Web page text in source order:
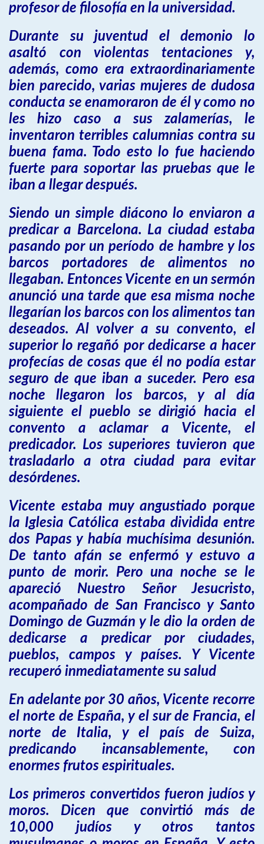
profesor de filosofía en la universidad.
Durante su juventud el demonio lo
asaltó con violentas tentaciones y,
además, como era extraordinariamente
bien parecido, varias mujeres de dudosa
conducta se enamoraron de él y como no
les hizo caso a sus zalamerías, le
inventaron terribles calumnias contra su
buena fama. Todo esto lo fue haciendo
fuerte para soportar las pruebas que le
iban a llegar después.
Siendo un simple diácono lo enviaron a
predicar a Barcelona. La ciudad estaba
pasando por un período de hambre y los
barcos portadores de alimentos no
llegaban. Entonces Vicente en un sermón
anunció una tarde que esa misma noche
llegarían los barcos con los alimentos tan
deseados. Al volver a su convento, el
superior lo regañó por dedicarse a hacer
profecías de cosas que él no podía estar
seguro de que iban a suceder. Pero esa
noche llegaron los barcos, y al día
siguiente el pueblo se dirigió hacia el
convento a aclamar a Vicente, el
predicador. Los superiores tuvieron que
trasladarlo a otra ciudad para evitar
desórdenes.
Vicente estaba muy angustiado porque
la Iglesia Católica estaba dividida entre
dos Papas y había muchísima desunión.
De tanto afán se enfermó y estuvo a
punto de morir. Pero una noche se le
apareció Nuestro Señor Jesucristo,
acompañado de San Francisco y Santo
Domingo de Guzmán y le dio la orden de
dedicarse a predicar por ciudades,
pueblos, campos y países. Y Vicente
recuperó inmediatamente su salud
En adelante por 30 años, Vicente recorre
el norte de España, y el sur de Francia, el
norte de Italia, y el país de Suiza,
predicando incansablemente, con
enormes frutos espirituales.
Los primeros convertidos fueron judíos y
moros. Dicen que convirtió más de
10,000 judíos y otros tantos